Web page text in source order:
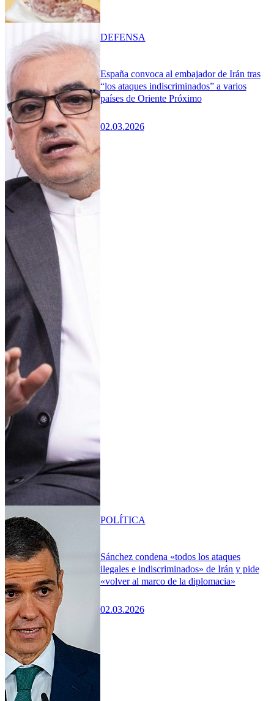
España convoca al embajador de Irán tras
“los ataques indiscriminados” a varios
países de Oriente Próximo
02.03.2026
DEFENSA
Sánchez condena «todos los ataques
ilegales e indiscriminados» de Irán y pide
«volver al marco de la diplomacia»
02.03.2026
POLÍTICA